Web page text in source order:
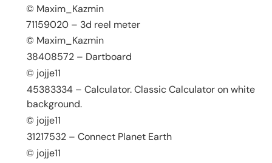
© Maxim_Kazmin
71159020 – 3d reel meter
© Maxim_Kazmin
38408572 – Dartboard
© jojje11
45383334 – Calculator. Classic Calculator on white
background.
© jojje11
31217532 – Connect Planet Earth
© jojje11